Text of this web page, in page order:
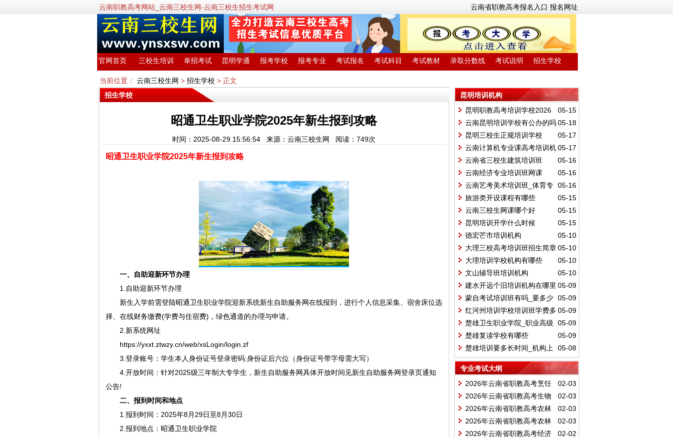
云南职教高考网站_云南三校生网-云南三校生招生考试网 云南省职教高考报名入口 报名网址
官网首页 三校生培训 单招考试 昆明学通 报考学校 报考专业 考试报名 考试科目 考试教材 录取分数线 考试说明 招生学校
当前位置： 云南三校生网 > 招生学校 > 正文
招生学校
昭通卫生职业学院2025年新生报到攻略
时间：2025-08-29 15:56:54 来源：云南三校生网 阅读： 749次
昭通卫生职业学院2025年新生报到攻略
一、自助迎新环节办理
1.自助迎新环节办理
新生入学前需登陆昭通卫生职业学院迎新系统新生自助服务网在线报到，进行个人信息采集、宿舍床位选
择、在线财务缴费(学费与住宿费)，绿色通道的办理与申请。
2.新系统网址
https://yxxt.ztwzy.cn/web/xsLogin/login.zf
3.登录账号：学生本人身份证号登录密码:身份证后六位（身份证号带字母需大写）
4.开放时间：针对2025级三年制大专学生，新生自助服务网具体开放时间见新生自助服务网登录页通知
公告!
二、报到时间和地点
1.报到时间：2025年8月29日至8月30日
2.报到地点：昭通卫生职业学院
昆明培训机构
05-15
昆明职教高考培训学校2026
年招生简章
05-18
云南昆明培训学校有公办的吗
05-17
昆明三校生正规培训学校
05-17
云南计算机专业课高考培训机
构
05-16
云南省三校生建筑培训班
05-16
云南经济专业培训班网课
05-16
云南艺考美术培训班_体育专
业培训学校
05-15
旅游类开设课程有哪些
05-15
云南三校生网课哪个好
05-15
昆明培训开学什么时候
05-10
德宏芒市培训机构
05-10
大理三校高考培训班招生简章
05-10
大理培训学校机构有哪些
05-10
文山辅导班培训机构
05-09
建水开远个旧培训机构在哪里
报名
05-09
蒙自考试培训班有吗_要多少
钱
05-09
红河州培训学校培训班学费多
少
05-09
楚雄卫生职业学院_职业高级
中学培训
05-09
楚雄复读学校有哪些
05-08
楚雄培训要多长时间_机构上
网课吗
专业考试大纲
02-03
2026年云南省职教高考烹饪
类职业技能考试说明
02-03
2026年云南省职教高考生物
化工类职业技能考试说明
02-03
2026年云南省职教高考农林
种植类职业技能考试说明
02-03
2026年云南省职教高考农林
养殖类职业技能考试说明
02-02
2026年云南省职教高考经济